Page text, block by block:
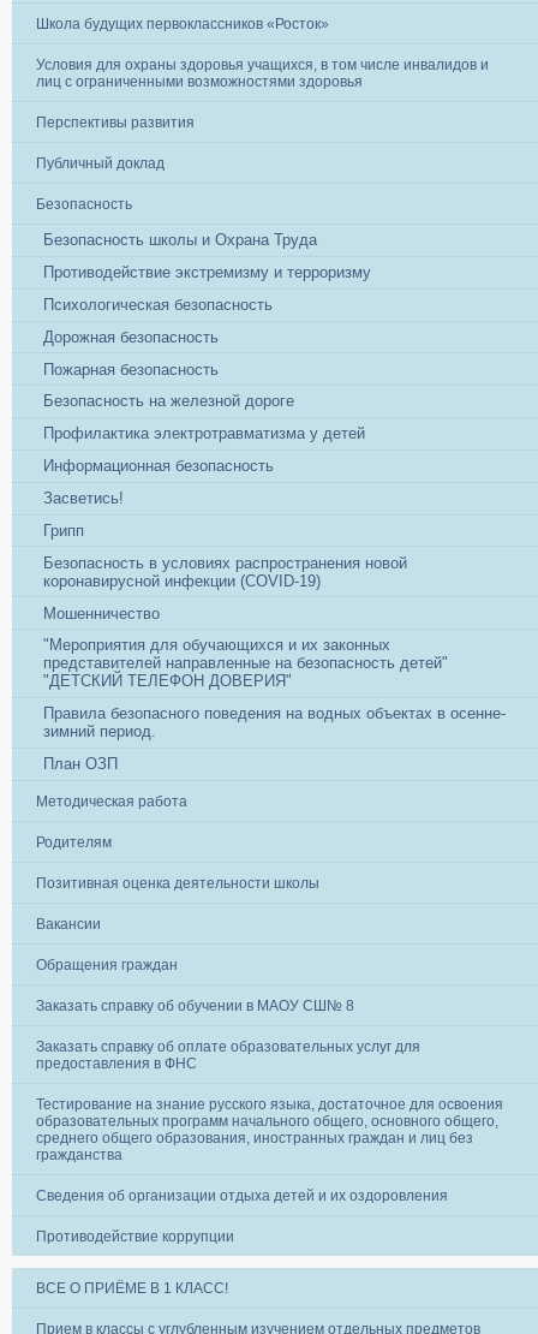
Школа будущих первоклассников «Росток»
Условия для охраны здоровья учащихся, в том числе инвалидов и
лиц с ограниченными возможностями здоровья
Перспективы развития
Публичный доклад
Безопасность
Безопасность школы и Охрана Труда
Противодействие экстремизму и терроризму
Психологическая безопасность
Дорожная безопасность
Пожарная безопасность
Безопасность на железной дороге
Профилактика электротравматизма у детей
Информационная безопасность
Засветись!
Грипп
Безопасность в условиях распространения новой
коронавирусной инфекции (COVID-19)
Мошенничество
"Мероприятия для обучающихся и их законных
представителей направленные на безопасность детей"
"ДЕТСКИЙ ТЕЛЕФОН ДОВЕРИЯ"
Правила безопасного поведения на водных объектах в осенне-
зимний период.
План ОЗП
Методическая работа
Родителям
Позитивная оценка деятельности школы
Вакансии
Обращения граждан
Заказать справку об обучении в МАОУ СШ№ 8
Заказать справку об оплате образовательных услуг для
предоставления в ФНС
Тестирование на знание русского языка, достаточное для освоения
образовательных программ начального общего, основного общего,
среднего общего образования, иностранных граждан и лиц без
гражданства
Сведения об организации отдыха детей и их оздоровления
Противодействие коррупции
ВСЕ О ПРИЁМЕ В 1 КЛАСС!
Прием в классы с углубленным изучением отдельных предметов